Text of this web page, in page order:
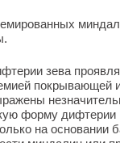
зева
покрывающей
форму
на основании